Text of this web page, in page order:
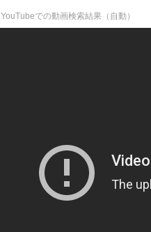
YouTubeでの動画検索結果（自動）